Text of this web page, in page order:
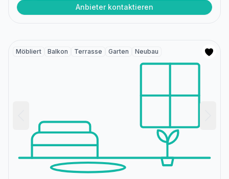
Anbieter kontaktieren
Möbliert Balkon Terrasse Garten Neubau